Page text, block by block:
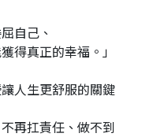
自己、
得真正的幸福。」
人生更舒服的關鍵
再扛責任、做不到